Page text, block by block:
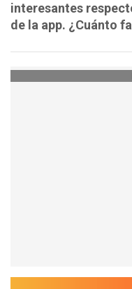
interesantes
de la app. ¿Cuánto